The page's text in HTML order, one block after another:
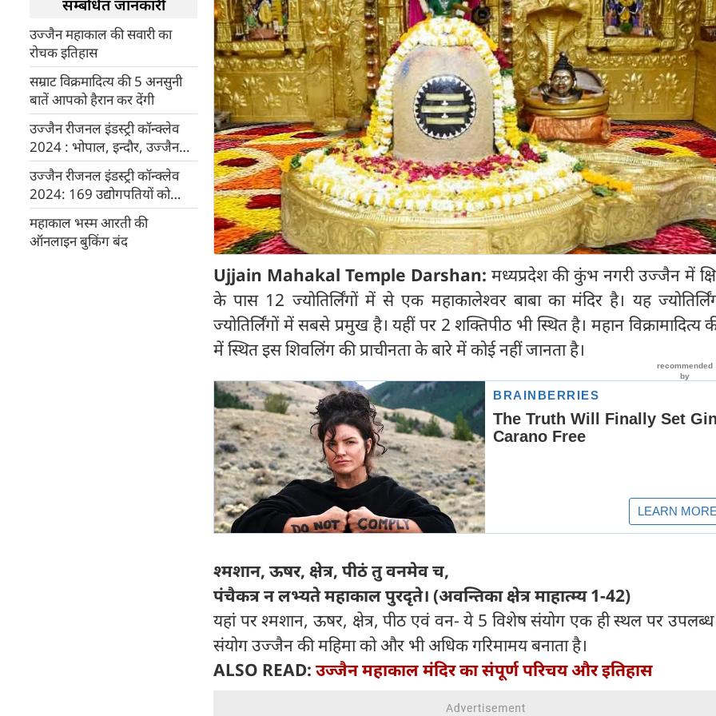
सम्बंधित जानकारी
उज्जैन महाकाल की सवारी का
रोचक इतिहास
सम्राट विक्रमादित्य की 5 अनसुनी
बातें आपको हैरान कर देंगी
उज्जैन रीजनल इंडस्ट्री कॉन्क्लेव
2024 : भोपाल, इन्दौर, उज्जैन
सहित 20 जिलों के 56 प्रोजेक्ट का
होगा भूमि-पूजन और लोकार्पण
उज्जैन रीजनल इंडस्ट्री कॉन्क्लेव
2024: 169 उद्योगपतियों को
6774 करोड़ की भूमि होगी
आवंटित
महाकाल भस्म आरती की
ऑनलाइन बुकिंग बंद
Ujjain Mahakal Temple Darshan: मध्यप्रदेश की कुंभ नगरी उज्जैन में
के पास 12 ज्योतिर्लिंगों में से एक महाकालेश्वर बाबा का मंदिर है। यह
ज्योतिर्लिंगों में सबसे प्रमुख है। यहीं पर 2 शक्तिपीठ भी स्थित है। महान विक्रामादित्य
में स्थित इस शिवलिंग की प्राचीनता के बारे में कोई नहीं जानता है।
श्मशान, ऊषर, क्षेत्र, पीठं तु वनमेव च,
पंचैकत्र न लभ्यते महाकाल पुरदृते। (अवन्तिका क्षेत्र माहात्म्य 1-42)
यहां पर श्मशान, ऊषर, क्षेत्र, पीठ एवं वन- ये 5 विशेष संयोग एक ही स्थल पर
संयोग उज्जैन की महिमा को और भी अधिक गरिमामय बनाता है।
ALSO READ: उज्जैन महाकाल मंदिर का संपूर्ण परिचय और इतिहास